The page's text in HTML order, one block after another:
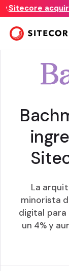
Sitecore
La
minorista
digital para
un 4% y